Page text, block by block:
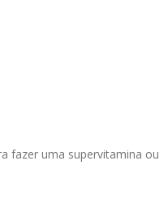
fazer uma supervitamina ou